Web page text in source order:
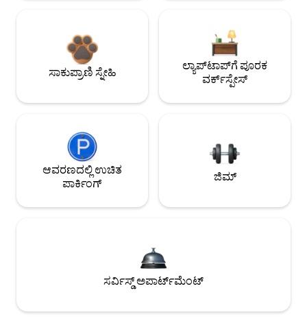
ಸಾಕುಪ್ರಾಣಿ ಸ್ನೇಹಿ
ಲ್ಯಾಪ್‌ಟಾಪ್‌ಗೆ ಪೂರಕ
ವರ್ಕ್‌ಸ್ಪೇಸ್
ಆವರಣದಲ್ಲಿ ಉಚಿತ
ಪಾರ್ಕಿಂಗ್
ಜಿಮ್
ಸರ್ವಿಸ್ಡ್ ಅಪಾರ್ಟ್‌ಮೆಂಟ್